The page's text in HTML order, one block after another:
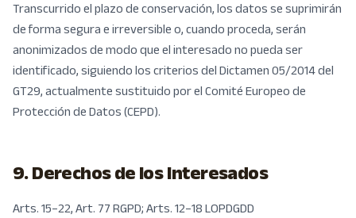
Transcurrido el plazo de conservación, los datos se suprimirán
de forma segura e irreversible o, cuando proceda, serán
anonimizados de modo que el interesado no pueda ser
identificado, siguiendo los criterios del Dictamen 05/2014 del
GT29, actualmente sustituido por el Comité Europeo de
Protección de Datos (CEPD).
9. Derechos de los Interesados
Arts. 15–22, Art. 77 RGPD; Arts. 12–18 LOPDGDD